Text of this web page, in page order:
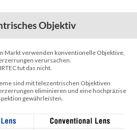
Objektiv
Markt verwenden konventionelle Objektive,
verursachen.
tut das nicht.
sind mit telezentrischen Objektiven
eliminieren und eine hochpräzise
gewährleisten.